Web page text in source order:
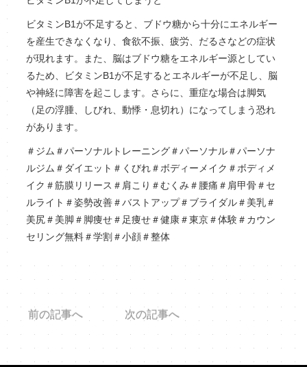
ビタミンB1が不足すると、ブドウ糖から十分にエネルギー
を産生できなくなり、食欲不振、疲労、だるさなどの症状
が現れます。また、脳はブドウ糖をエネルギー源としてい
るため、ビタミンB1が不足するとエネルギーが不足し、脳
や神経に障害を起こします。さらに、重症な場合は脚気
（足の浮腫、しびれ、動悸・息切れ）になってしまう恐れ
があります。
＃ジム＃パーソナルトレーニング＃パーソナル＃パーソナ
ルジム＃ダイエット＃くびれ＃ボディーメイク＃ボディメ
イク＃筋膜リリース＃肩こり＃むくみ＃腰痛＃肩甲骨＃セ
ルライト＃姿勢改善＃バストアップ＃ブライダル＃美乳＃
美尻＃美脚＃脚痩せ＃足痩せ＃健康＃東京＃体験＃カウン
セリング無料＃学割＃小顔＃整体
前の記事へ 次の記事へ